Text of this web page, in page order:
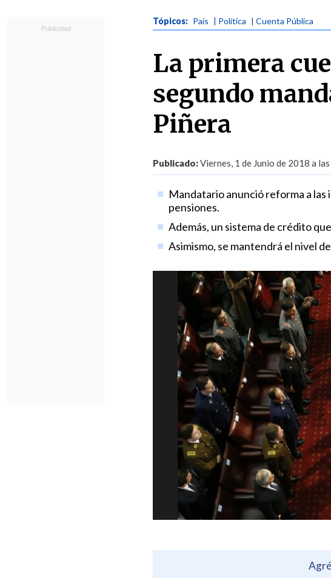
Tópicos: País | Política | Cuenta Pública
La primera
segundo
Piñera
Publicado:Viernes, 1 de Junio de 2018 a
Mandatario anunció reforma a las
pensiones.
Además, un sistema de crédito
Asimismo, se mantendrá el nivel